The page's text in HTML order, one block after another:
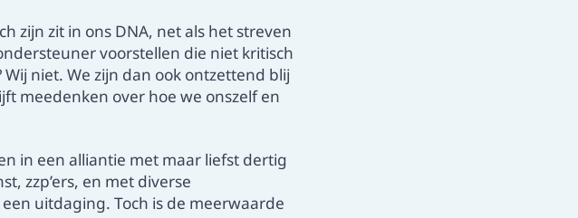
zijn zit in ons DNA, net als het streven
voorstellen die niet kritisch
niet. We zijn dan ook ontzettend blij
meedenken over hoe we onszelf en
in een alliantie met maar liefst dertig
zzp’ers, en met diverse
uitdaging. Toch is de meerwaarde